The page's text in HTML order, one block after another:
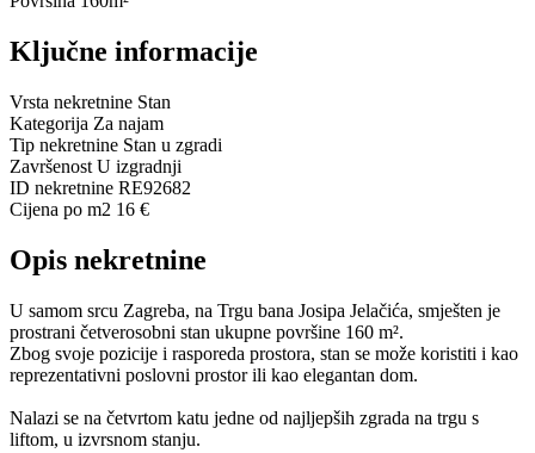
Ključne informacije
Vrsta nekretnine Stan
Kategorija Za najam
Tip nekretnine Stan u zgradi
Završenost U izgradnji
ID nekretnine RE92682
Cijena po m2 16 €
Opis nekretnine
U samom srcu Zagreba, na Trgu bana Josipa Jelačića, smješten je
prostrani četverosobni stan ukupne površine 160 m².
Zbog svoje pozicije i rasporeda prostora, stan se može koristiti i kao
reprezentativni poslovni prostor ili kao elegantan dom.
Nalazi se na četvrtom katu jedne od najljepših zgrada na trgu s
liftom, u izvrsnom stanju.